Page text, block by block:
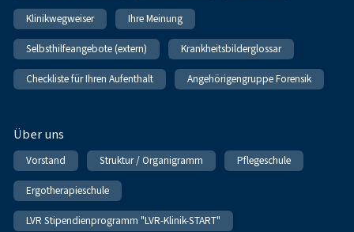
Klinikwegweiser Ihre Meinung
Selbsthilfeangebote (extern) Krankheitsbilderglossar
Checkliste für Ihren Aufenthalt Angehörigengruppe Forensik
Über uns
Vorstand Struktur / Organigramm Pflegeschule
Ergotherapieschule
LVR Stipendienprogramm "LVR-Klinik-START"